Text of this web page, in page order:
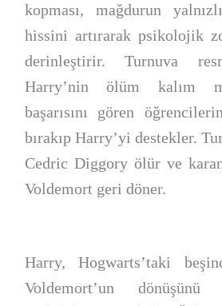
kopması, mağdurun
hissini artırarak psikolojik
derinleştirir. Turnuva
Harry’nin ölüm kalım
başarısını gören
bırakıp Harry’yi destekler.
Cedric Diggory ölür ve
Voldemort geri döner.
Harry, Hogwarts’taki
Voldemort’un